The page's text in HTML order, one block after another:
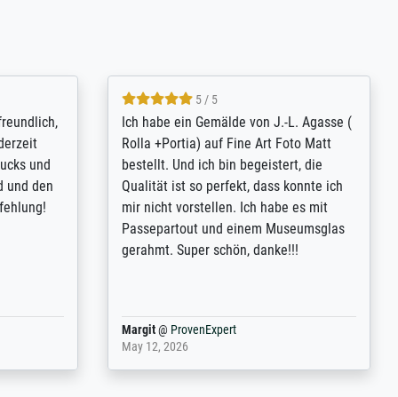
is
go-to
on -
4.8 / 5
Qualité absolument irréprochable.
Extraordinaire diversité des thèmes
abordés et personnalisation des
demandes (recadrage, réajustement des
couleurs). Relation clientèle parfaite.
Transport, réception sans aucun
problème. Merci à toute l'équipe ! Hervé
Anonym@ProvenExpert
March 31, 2025